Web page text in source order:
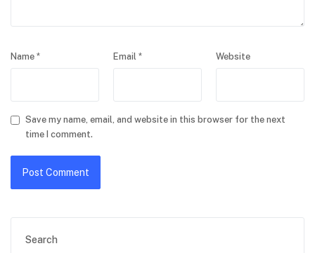
Search
Name * Email * Website
Save my name, email, and website in this browser for the next
time I comment.